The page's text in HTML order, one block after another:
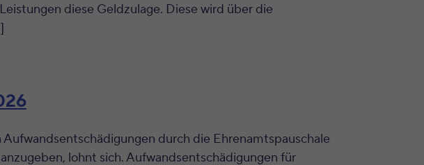
diese Geldzulage. Diese wird über die
durch die Ehrenamtspauschale
lohnt sich. Aufwandsentschädigungen für